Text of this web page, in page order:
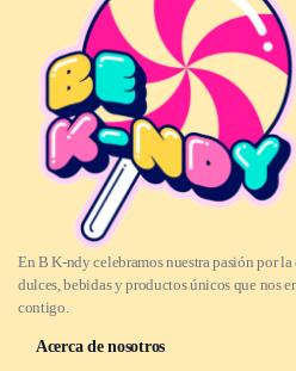
En B K-ndy celebramos nuestra pasión por
dulces, bebidas y productos únicos que nos
contigo.
Acerca de nosotros